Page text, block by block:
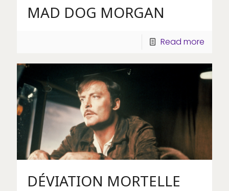
MAD DOG MORGAN
Read more
DÉVIATION MORTELLE